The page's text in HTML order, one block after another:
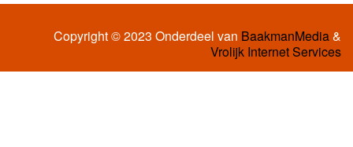
Copyright © 2023 Onderdeel van BaakmanMedia&
Vrolijk Internet Services